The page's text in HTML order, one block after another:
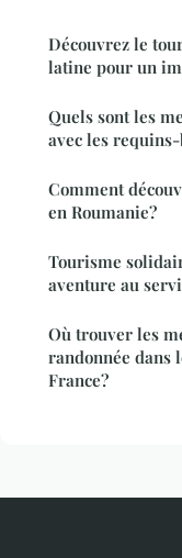
Découvrez le
latine pour un
Quels sont les
avec les
Comment
en Roumanie?
Tourisme
aventure au
Où trouver les
randonnée dans
France?